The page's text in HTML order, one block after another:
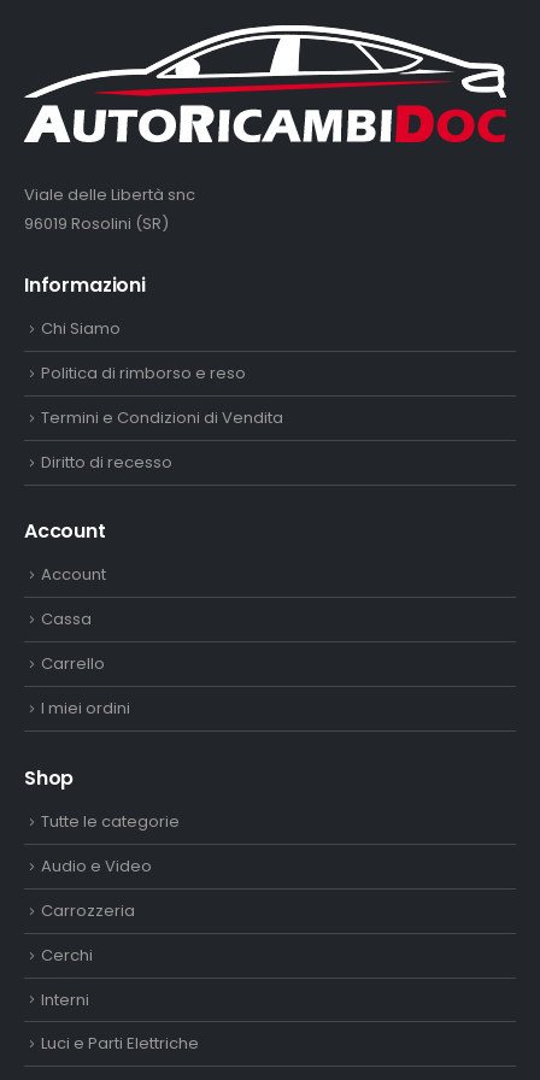
Viale delle Libertà snc
96019 Rosolini (SR)
Informazioni
Chi Siamo
Politica di rimborso e reso
Termini e Condizioni di Vendita
Diritto di recesso
Account
Account
Cassa
Carrello
I miei ordini
Shop
Tutte le categorie
Audio e Video
Carrozzeria
Cerchi
Interni
Luci e Parti Elettriche